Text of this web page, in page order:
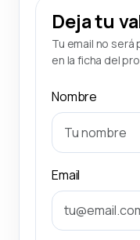
Deja tu
Tu email no será
en la ficha del
Nombre
Email